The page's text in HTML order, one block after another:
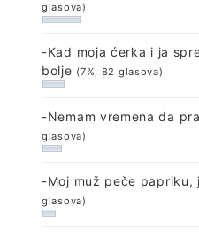
glasova)
-Kad moja ćerka i ja
bolje (7%, 82 glasova)
-Nemam vremena da
glasova)
-Moj muž peče papriku,
glasova)